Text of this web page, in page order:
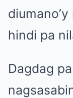
hindi pa
Dagdag